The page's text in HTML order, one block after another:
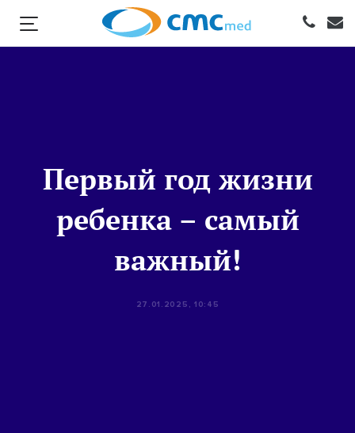
Первый год жизни
ребенка – самый
важный!
27.01.2025, 10:45